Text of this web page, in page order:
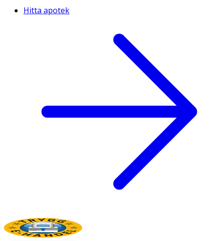
Hitta apotek